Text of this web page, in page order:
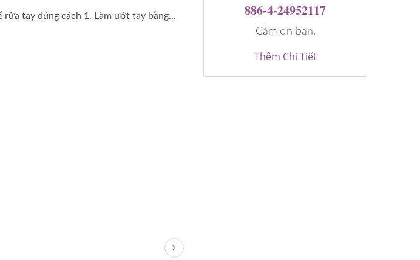
tay đúng cách 1. Làm ướt tay bằng... 886-4-24952117
Cảm ơn bạn.
Thêm Chi Tiết